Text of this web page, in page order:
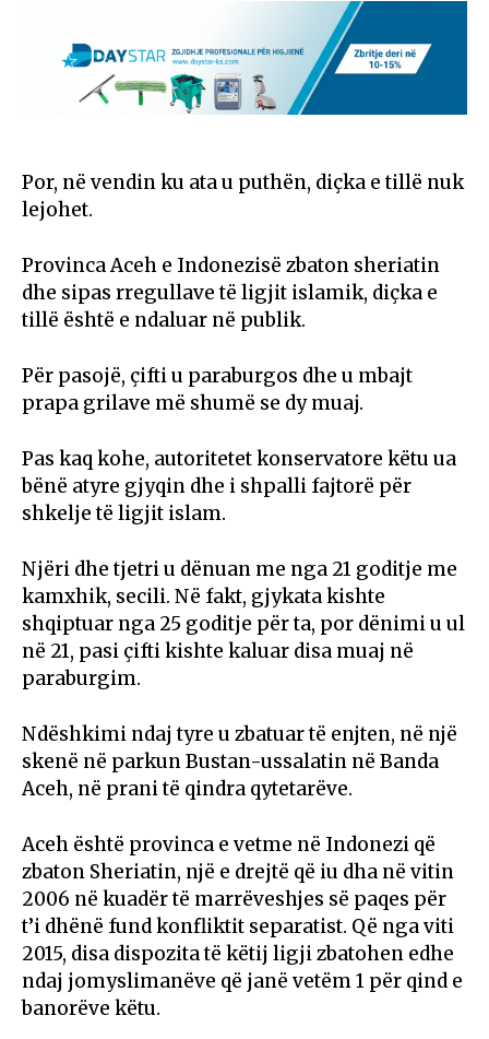
Por, në vendin ku ata u puthën, diçka e tillë nuk
lejohet.
Provinca Aceh e Indonezisë zbaton sheriatin
dhe sipas rregullave të ligjit islamik, diçka e
tillë është e ndaluar në publik.
Për pasojë, çifti u paraburgos dhe u mbajt
prapa grilave më shumë se dy muaj.
Pas kaq kohe, autoritetet konservatore këtu ua
bënë atyre gjyqin dhe i shpalli fajtorë për
shkelje të ligjit islam.
Njëri dhe tjetri u dënuan me nga 21 goditje me
kamxhik, secili. Në fakt, gjykata kishte
shqiptuar nga 25 goditje për ta, por dënimi u ul
në 21, pasi çifti kishte kaluar disa muaj në
paraburgim.
Ndëshkimi ndaj tyre u zbatuar të enjten, në një
skenë në parkun Bustan-ussalatin në Banda
Aceh, në prani të qindra qytetarëve.
Aceh është provinca e vetme në Indonezi që
zbaton Sheriatin, një e drejtë që iu dha në vitin
2006 në kuadër të marrëveshjes së paqes për
t’i dhënë fund konfliktit separatist. Që nga viti
2015, disa dispozita të këtij ligji zbatohen edhe
ndaj jomyslimanëve që janë vetëm 1 për qind e
banorëve këtu.